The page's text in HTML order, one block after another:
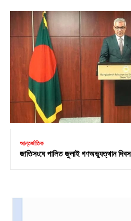
আন্তর্জাতিক
জাতিসংঘে পালিত জুলাই গণঅভ্যুত্থান দিবস